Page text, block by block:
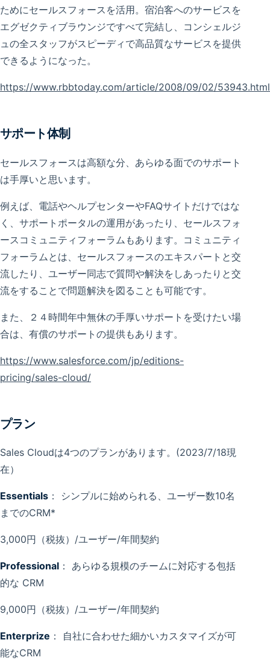
ためにセールスフォースを活用。宿泊客へのサービスを
エグゼクティブラウンジですべて完結し、コンシェルジ
ュの全スタッフがスピーディで高品質なサービスを提供
できるようになった。
https://www.rbbtoday.com/article/2008/09/02/53943.html
サポート体制
セールスフォースは高額な分、あらゆる面でのサポート
は手厚いと思います。
例えば、電話やヘルプセンターやFAQサイトだけではな
く、サポートポータルの運用があったり、セールスフォ
ースコミュニティフォーラムもあります。コミュニティ
フォーラムとは、セールスフォースのエキスパートと交
流したり、ユーザー同志で質問や解決をしあったりと交
流をすることで問題解決を図ることも可能です。
また、２４時間年中無休の手厚いサポートを受けたい場
合は、有償のサポートの提供もあります。
https://www.salesforce.com/jp/editions-
pricing/sales-cloud/
プラン
Sales Cloudは4つのプランがあります。(2023/7/18現
在）
Essentials ： シンプルに始められる、ユーザー数10名
までのCRM*
3,000円（税抜）/ユーザー/年間契約
Professional ： あらゆる規模のチームに対応する包括
的な CRM
9,000円（税抜）/ユーザー/年間契約
Enterprize ： 自社に合わせた細かいカスタマイズが可
能なCRM